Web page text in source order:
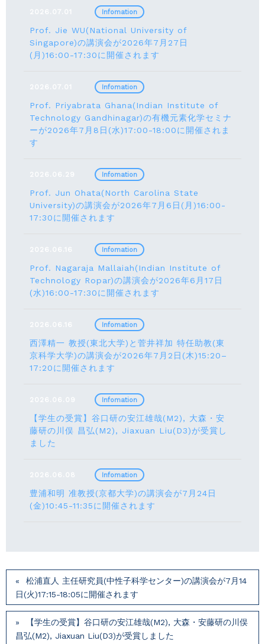
2026.07.01
Prof. Jie WU(National University of
Singapore)の講演会が2026年7月27日
(月)16:00-17:30に開催されます
Infomation
2026.07.01
Prof. Priyabrata Ghana(Indian Institute of
Technology Gandhinagar)の有機元素化学セミナ
ーが2026年7月8日(水)17:00-18:00に開催されま
す
Infomation
2026.06.29
Prof. Jun Ohata(North Carolina State
University)の講演会が2026年7月6日(月)16:00-
17:30に開催されます
Infomation
2026.06.16
Prof. Nagaraja Mallaiah(Indian Institute of
Technology Ropar)の講演会が2026年6月17⽇
(水)16:00-17:30に開催されます
Infomation
2026.06.16
西澤精一 教授(東北大学)と菅井祥加 特任助教(東
京科学大学)の講演会が2026年7月2日(木)15:20–
17:20に開催されます
Infomation
2026.06.09
【学生の受賞】谷口研の安江雄哉(M2), 大森・安
藤研の川俣 昌弘(M2), Jiaxuan Liu(D3)が受賞し
ました
Infomation
2026.06.08
豊浦和明 准教授(京都大学)の講演会が7月24⽇
(⾦)10:45-11:35に開催されます
Infomation
松浦直人 主任研究員(中性子科学センター)の講演会が7月14
⽇(火)17:15-18:05に開催されます
【学生の受賞】谷口研の安江雄哉(M2), 大森・安藤研の川俣
昌弘(M2), Jiaxuan Liu(D3)が受賞しました